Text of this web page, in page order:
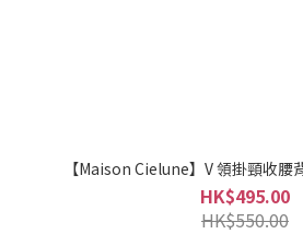
【Maison Cielune】V 領掛頸收腰
HK$495.00
HK$550.00